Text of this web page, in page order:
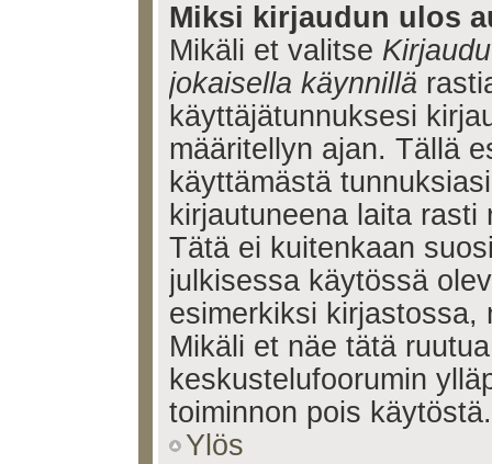
Miksi kirjaudun ulos
Mikäli et valitse
jokaisella käynnillä
käyttäjätunnuksesi
määritellyn ajan. Tällä
käyttämästä
kirjautuneena laita
Tätä ei kuitenkaan
julkisessa käytössä
esimerkiksi
Mikäli et näe tätä
keskustelufoorumin
toiminnon pois käytöstä.
Ylös